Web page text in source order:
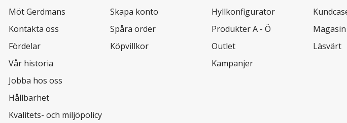
Möt Gerdmans
Kontakta oss
Fördelar
Vår historia
Jobba hos oss
Hållbarhet
Kvalitets- och miljöpolicy
Skapa konto
Spåra order
Köpvillkor
Hyllkonfigurator
Produkter A - Ö
Outlet
Kampanjer
Magasin
Läsvärt